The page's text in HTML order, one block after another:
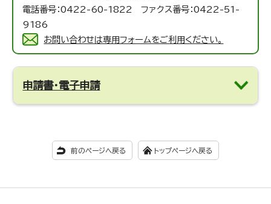
電話番号：0422-60-1822 ファクス番号：0422-51-
9186
お問い合わせは専用フォームをご利用ください。
申請書・電子申請
前のページへ戻る トップページへ戻る